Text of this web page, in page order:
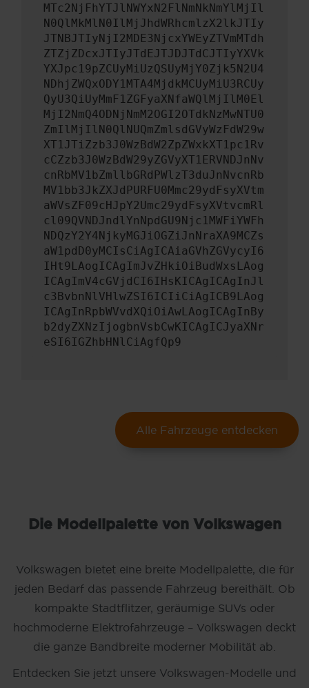
MTc2NjFhYTJlNWYxN2FlNmNkNmYlMjIl
N0QlMkMlN0IlMjJhdWRhcmlzX2lkJTIy
JTNBJTIyNjI2MDE3NjcxYWEyZTVmMTdh
ZTZjZDcxJTIyJTdEJTJDJTdCJTIyYXVk
YXJpc19pZCUyMiUzQSUyMjY0Zjk5N2U4
NDhjZWQxODY1MTA4MjdkMCUyMiU3RCUy
QyU3QiUyMmF1ZGFyaXNfaWQlMjIlM0El
MjI2NmQ4ODNjNmM2OGI2OTdkNzMwNTU0
ZmIlMjIlN0QlNUQmZmlsdGVyWzFdW29w
XT1JTiZzb3J0WzBdW2ZpZWxkXT1pc1Rv
cCZzb3J0WzBdW29yZGVyXT1ERVNDJnNv
cnRbMV1bZmllbGRdPWlzT3duJnNvcnRb
MV1bb3JkZXJdPURFU0Mmc29ydFsyXVtm
aWVsZF09cHJpY2Umc29ydFsyXVtvcmRl
cl09QVNDJndlYnNpdGU9Njc1MWFiYWFh
NDQzY2Y4NjkyMGJiOGZiJnNraXA9MCZs
aW1pdD0yMCIsCiAgICAiaGVhZGVycyI6
IHt9LAogICAgImJvZHkiOiBudWxsLAog
ICAgImV4cGVjdCI6IHsKICAgICAgInJl
c3BvbnNlVHlwZSI6ICIiCiAgICB9LAog
ICAgInRpbWVvdXQiOiAwLAogICAgInBy
b2dyZXNzIjogbnVsbCwKICAgICJyaXNr
eSI6IGZhbHNlCiAgfQp9
Alle Fahrzeuge entdecken
Die Modellpalette von Volkswagen
Volkswagen bietet eine breite Modellpalette, die für
jeden Bedarf das passende Fahrzeug bereithält. Ob
kompakte Stadtflitzer, geräumige SUVs oder
hochmoderne Elektrofahrzeuge – Volkswagen deckt
die ganze Bandbreite moderner Mobilität ab.
Entdecken Sie jetzt unsere Volkswagen-Modelle und